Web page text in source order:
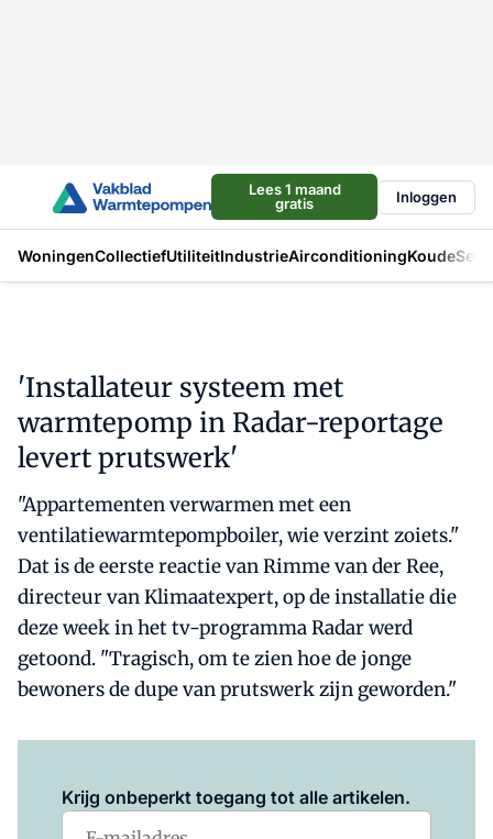
Lees 1 maand
gratis
Inloggen
WoningenCollectiefUtiliteitIndustrieAirconditioningKoude
'Installateur systeem met
warmtepomp in Radar-reportage
levert prutswerk'
"Appartementen verwarmen met een
ventilatiewarmtepompboiler, wie verzint zoiets."
Dat is de eerste reactie van Rimme van der Ree,
directeur van Klimaatexpert, op de installatie die
deze week in het tv-programma Radar werd
getoond. "Tragisch, om te zien hoe de jonge
bewoners de dupe van prutswerk zijn geworden."
Krijg onbeperkt toegang tot alle artikelen.